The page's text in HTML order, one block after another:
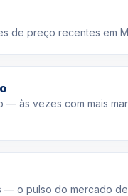
de preço recentes em
— às vezes com mais
o pulso do mercado de